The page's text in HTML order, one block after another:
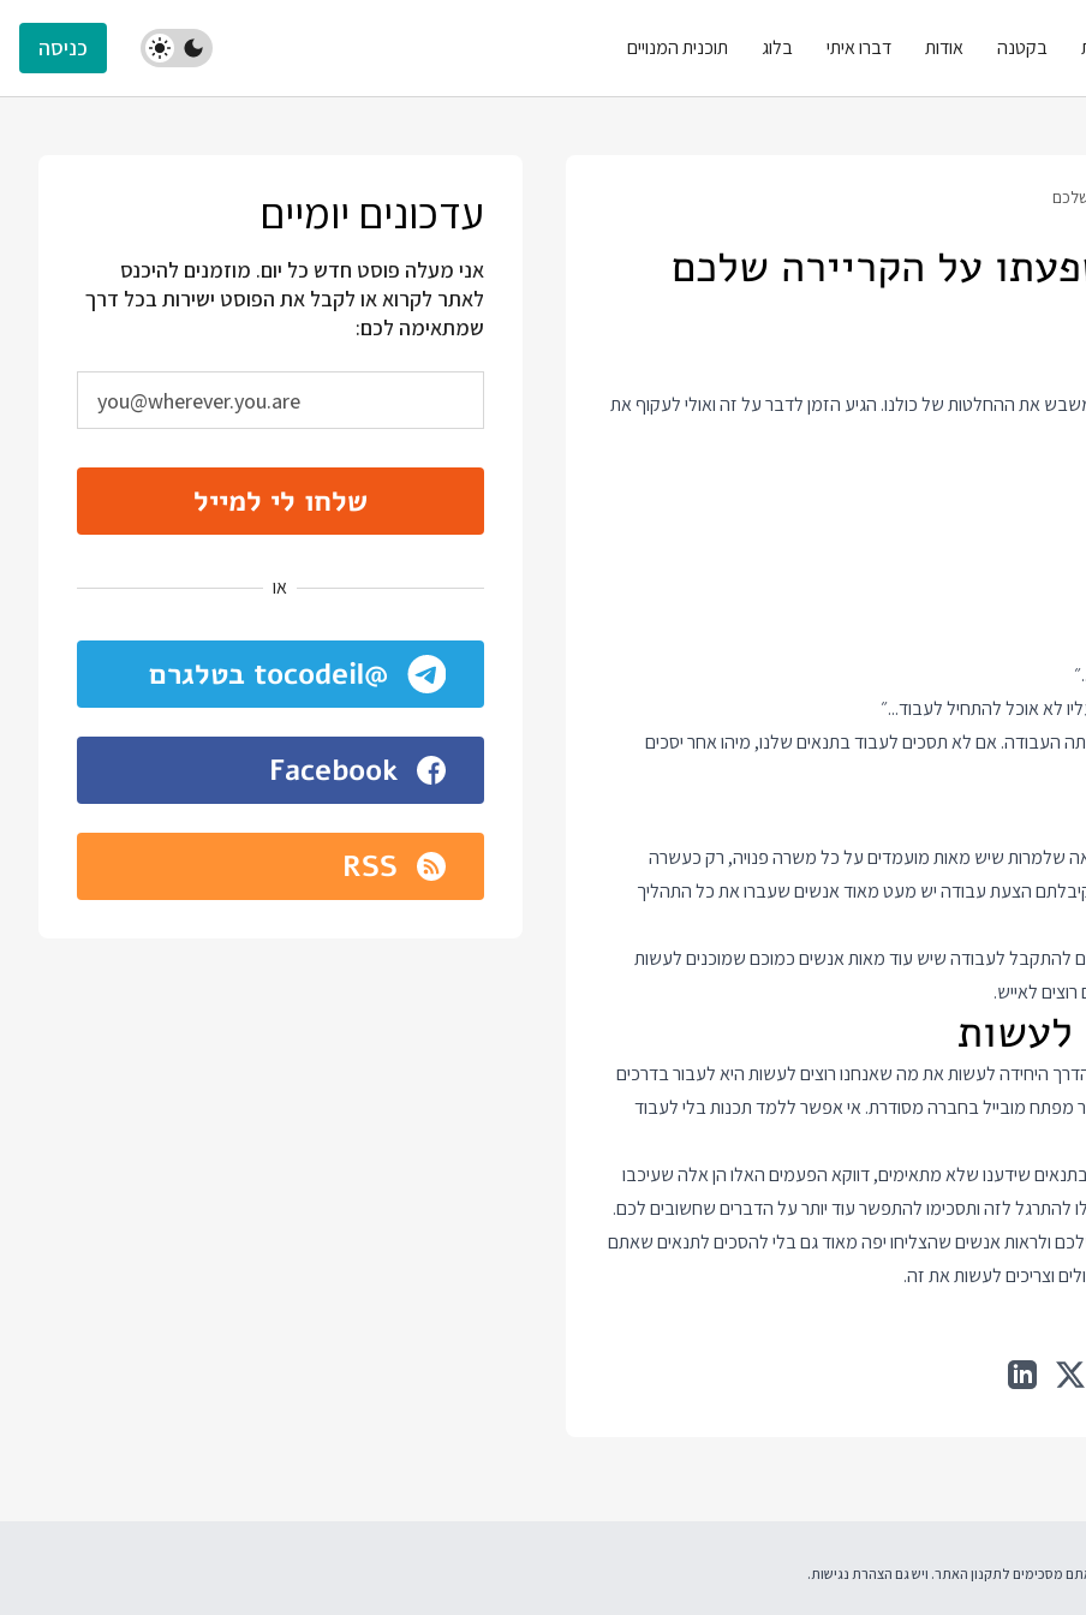
בקטנה אודות דברו איתי בלוג תוכנית המנויים כניסה
על הקריירה שלכם
את ההחלטות של כולנו. הגיע הזמן לדבר על זה ואולי לעקוף את
לא אוכל להתחיל לעבוד...״
העבודה. אם לא תסכים לעבוד בתנאים שלנו, מיהו אחר יסכים
שלמרות שיש מאות מועמדים על כל משרה פנויה, רק כעשרה
לכן אם כבר קיבלתם הצעת עבודה יש מעט מאוד אנשים שעברו את כל התהליך
להתקבל לעבודה שיש עוד מאות אנשים כמוכם שמוכנים לעשות
לאייש.
היחידה לעשות את מה שאנחנו רוצים לעשות היא לעבור בדרכים
מפתח מובייל בחברה מסודרת. אי אפשר ללמד תכנות בלי לעבוד
שידענו שלא מתאימים, דווקא הפעמים האלו הן אלה שעיכבו
להתרגל לזה ותסכימו להתפשר עוד יותר על הדברים שחשובים לכם.
ולראות אנשים שהצליחו יפה מאוד גם בלי להסכים לתנאים שאתם
וצריכים לעשות את זה.
עדכונים יומיים
אני מעלה פוסט חדש כל יום. מוזמנים להיכנס
לאתר לקרוא או לקבל את הפוסט ישירות בכל דרך
שמתאימה לכם:
שלחו לי למייל
או
@tocodeil בטלגרם
Facebook
RSS
תקנון האתר. ויש גם הצהרת נגישות.